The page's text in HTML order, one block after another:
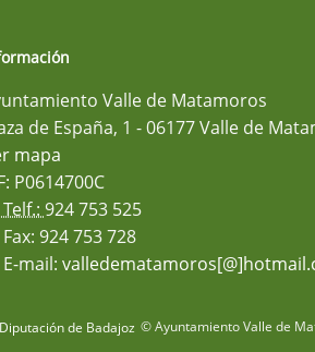
Valle de Matamoros
de España, 1 - 06177 Valle de
mapa
P0614700C
Telf.:924 753 525
Fax: 924 753 728
E-mail:
© Ayuntamiento Valle de